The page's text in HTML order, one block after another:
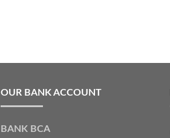
OUR BANK ACCOUNT
BANK BCA